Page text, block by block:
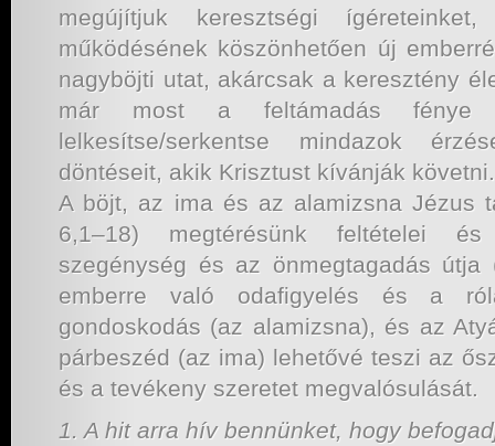
megújítjuk keresztségi
működésének köszönhetően új
nagyböjti utat, akárcsak a keresztény
már most a feltámadás fénye
lelkesítse/serkentse mindazok
döntéseit, akik Krisztust kívánják követni.
A böjt, az ima és az alamizsna Jézus
6,1–18) megtérésünk feltételei
szegénység és az önmegtagadás
emberre való odafigyelés és a
gondoskodás (az alamizsna), és az
párbeszéd (az ima) lehetővé teszi az
és a tevékeny szeretet megvalósulását.
1. A hit arra hív bennünket, hogy